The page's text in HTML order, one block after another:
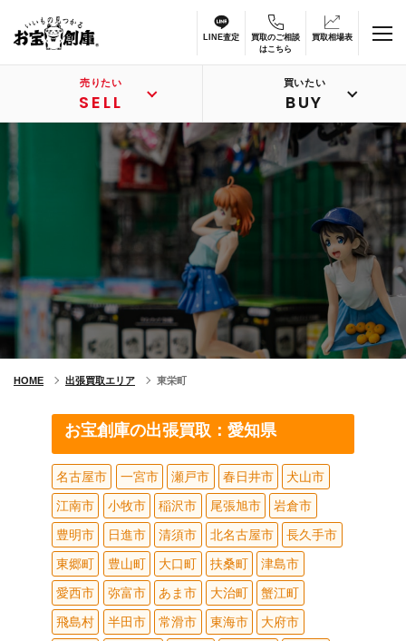
LINE査定
買取のご相談
はこちら
買取相場表
売りたい
SELL
買いたい
BUY
HOME 出張買取エリア 東栄町
お宝創庫の出張買取：愛知県
名古屋市 一宮市 瀬戸市 春日井市
犬山市
江南市
小牧市 稲沢市 尾張旭市
岩倉市
豊明市
日進市 清須市 北名古屋市
長久手市
東郷町
豊山町 大口町 扶桑町
津島市
愛西市
弥富市 あま市 大治町
蟹江町
飛島村
半田市 常滑市 東海市
大府市